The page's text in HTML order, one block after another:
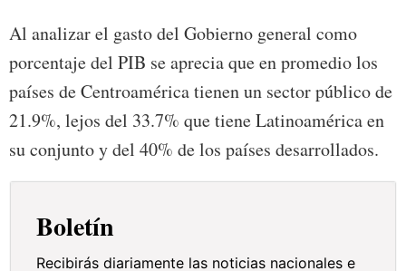
Al analizar el gasto del Gobierno general como
porcentaje del PIB se aprecia que en promedio los
países de Centroamérica tienen un sector público de
21.9%, lejos del 33.7% que tiene Latinoamérica en
su conjunto y del 40% de los países desarrollados.
Boletín
Recibirás diariamente las noticias nacionales e